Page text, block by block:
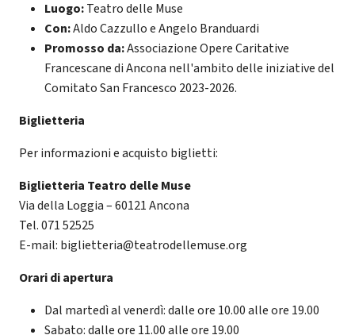
Luogo:Teatro delle Muse
Con:Aldo Cazzullo e Angelo Branduardi
Promosso da:Associazione Opere Caritative
Francescane di Ancona nell'ambito delle iniziative del
Comitato San Francesco 2023-2026.
Biglietteria
Per informazioni e acquisto biglietti:
Biglietteria Teatro delle Muse
Via della Loggia – 60121 Ancona
Tel. 071 52525
E-mail: biglietteria@teatrodellemuse.org
Orari di apertura
Dal martedì al venerdì: dalle ore 10.00 alle ore 19.00
Sabato: dalle ore 11.00 alle ore 19.00